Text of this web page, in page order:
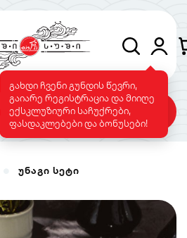
გახდი ჩვენი გუნდის წევრი,
გაიარე რეგისტრაცია და მიიღე
ექსკლუზიური საჩუქრები,
ფასდაკლებები და ბონუსები!
როლები
უნაგი სეტი